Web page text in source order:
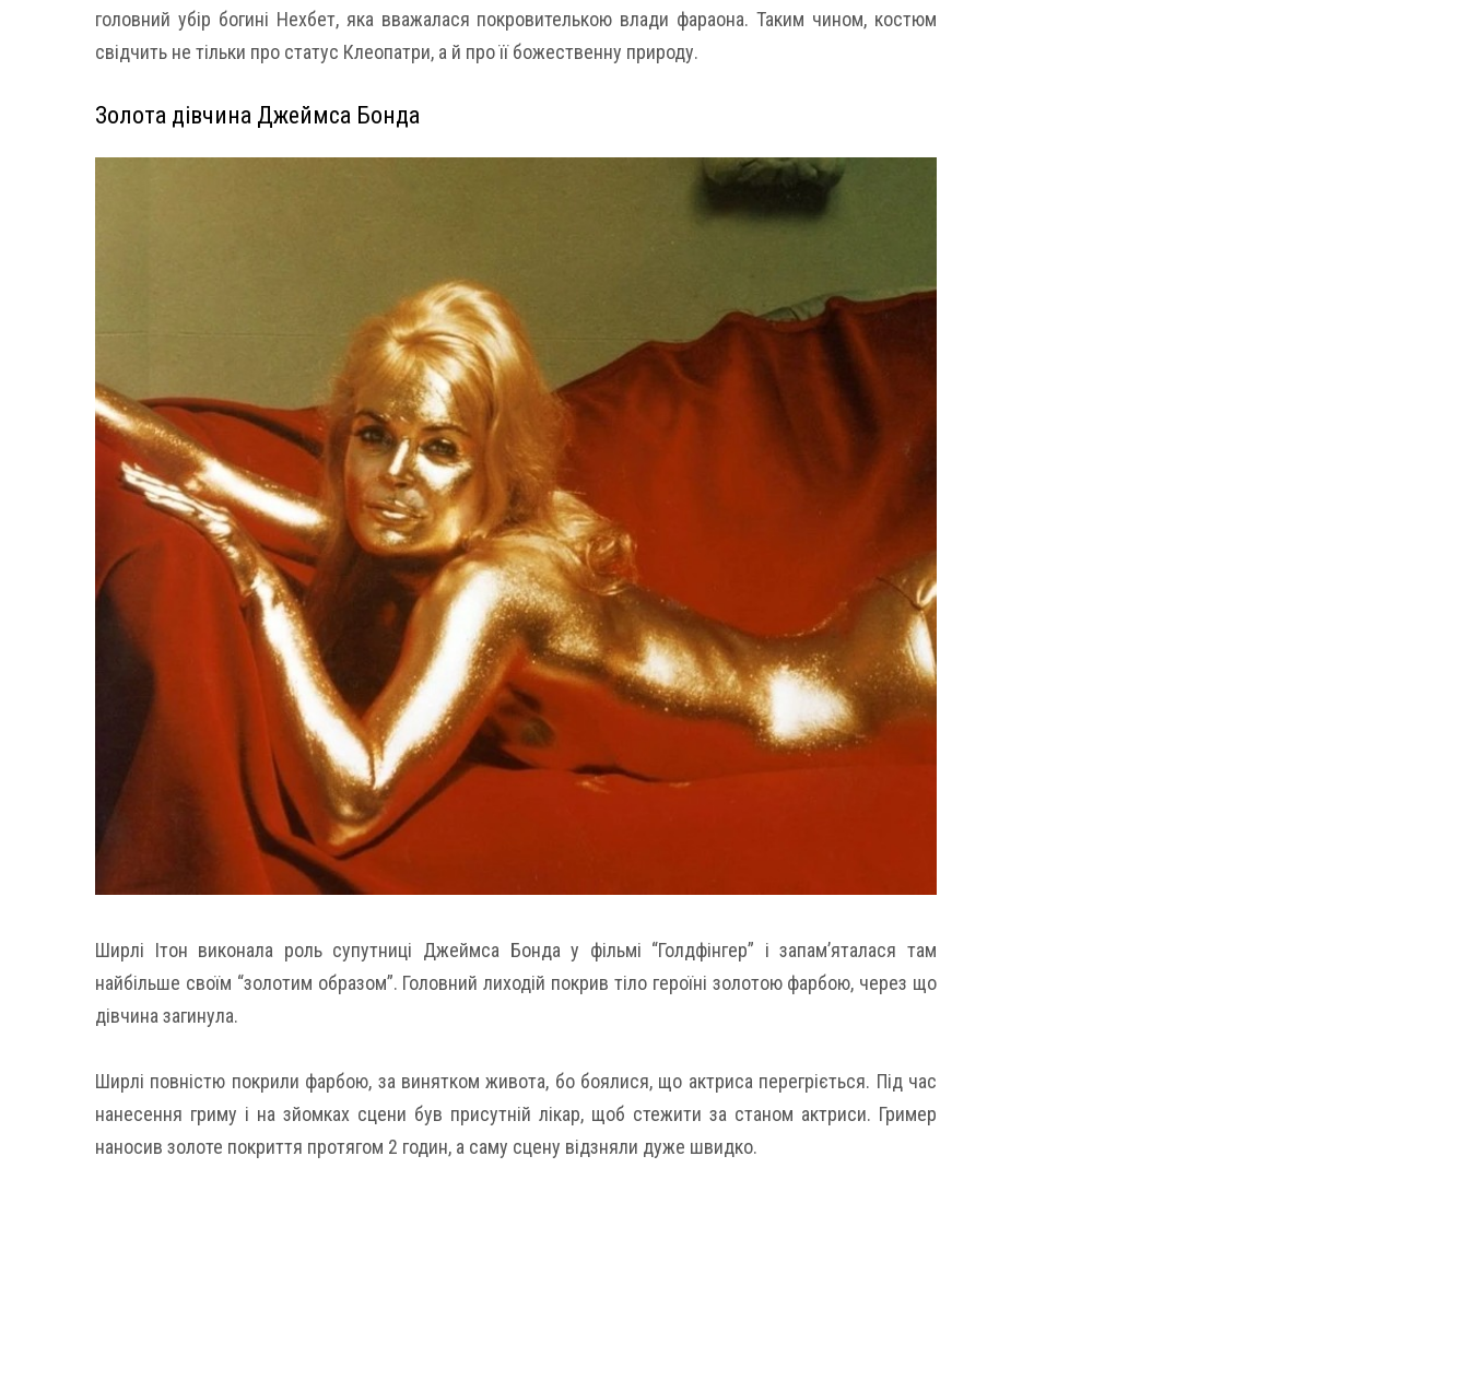
головний убір богині Нехбет, яка вважалася покровителькою влади фараона. Таким чином, костюм
свідчить не тільки про статус Клеопатри, а й про її божественну природу.
Золота дівчина Джеймса Бонда
Ширлі Ітон виконала роль супутниці Джеймса Бонда у фільмі “Голдфінгер” і запам’яталася там
найбільше своїм “золотим образом”. Головний лиходій покрив тіло героїні золотою фарбою, через що
дівчина загинула.
Ширлі повністю покрили фарбою, за винятком живота, бо боялися, що актриса перегріється. Під час
нанесення гриму і на зйомках сцени був присутній лікар, щоб стежити за станом актриси. Гример
наносив золоте покриття протягом 2 годин, а саму сцену відзняли дуже швидко.